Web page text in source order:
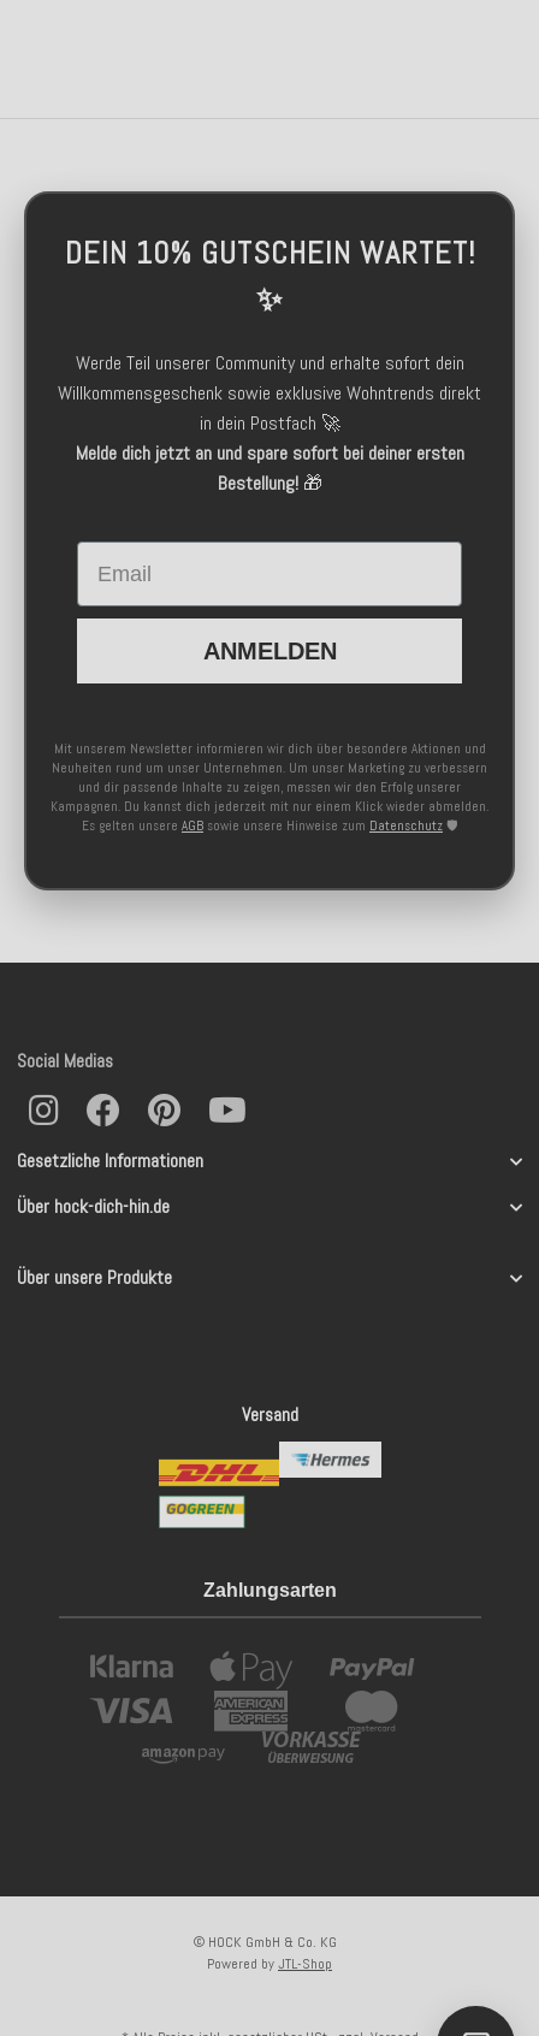
DEIN 10% GUTSCHEIN WARTET!
✨
Werde Teil unserer Community und erhalte sofort dein
Willkommensgeschenk sowie exklusive Wohntrends direkt
in dein Postfach 🚀
Melde dich jetzt an und spare sofort bei deiner ersten
Bestellung!🎁
Email
ANMELDEN
Mit unserem Newsletter informieren wir dich über besondere Aktionen und
Neuheiten rund um unser Unternehmen. Um unser Marketing zu verbessern
und dir passende Inhalte zu zeigen, messen wir den Erfolg unserer
Kampagnen. Du kannst dich jederzeit mit nur einem Klick wieder abmelden.
Es gelten unsere AGB sowie unsere Hinweise zum Datenschutz 🛡️
Gesetzliche Informationen
Über hock-dich-hin.de
Über unsere Produkte
Social Medias
Versand
Zahlungsarten
© HOCK GmbH & Co. KG
Powered byJTL-Shop